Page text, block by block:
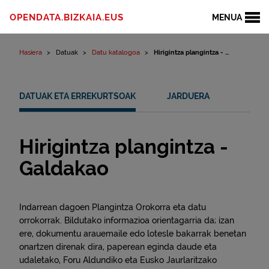
MENUA
OPENDATA.BIZKAIA.EUS
Hasiera Datuak Datu katalogoa Hirigintza plangintza - ...
DATUAK ETA ERREKURTSOAK JARDUERA
Hirigintza plangintza -
Galdakao
Indarrean dagoen Plangintza Orokorra eta datu
orrokorrak. Bildutako informazioa orientagarria da; izan
ere, dokumentu arauemaile edo lotesle bakarrak benetan
onartzen direnak dira, paperean eginda daude eta
udaletako, Foru Aldundiko eta Eusko Jaurlaritzako